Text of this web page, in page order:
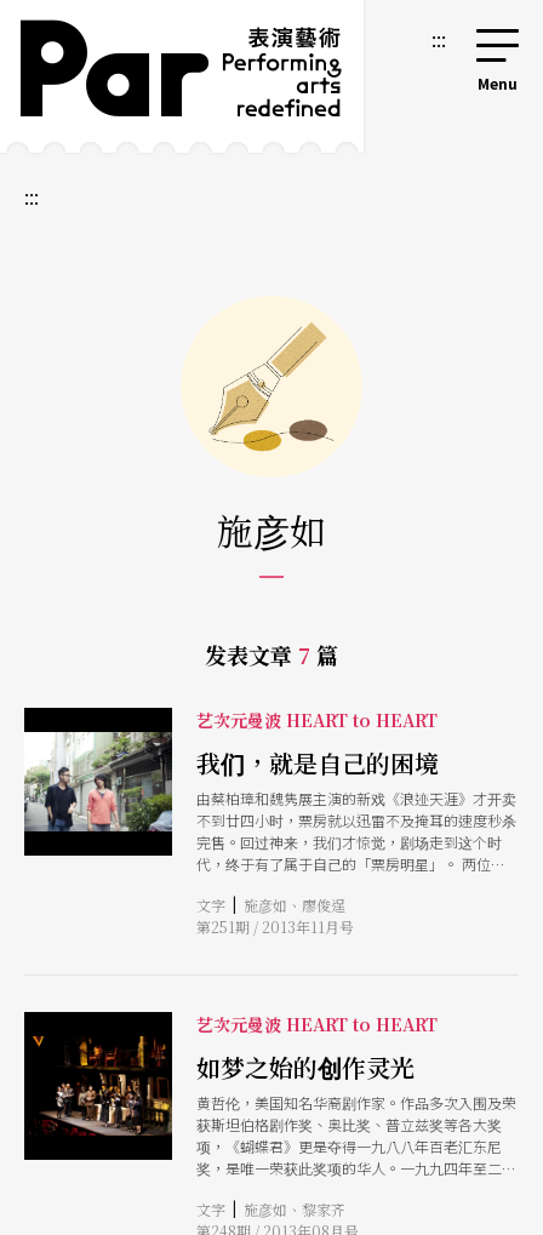
跳到主要内容区块
网站导览 :::
:::
施彦如
发表文章 7 篇
艺次元曼波 HEART to HEART
我们，就是自己的困境
由蔡柏璋和魏隽展主演的新戏《浪迹天涯》才开卖
不到廿四小时，票房就以迅雷不及掩耳的速度秒杀
完售。回过神来，我们才惊觉，剧场走到这个时
代，终于有了属于自己的「票房明星」。 两位集
绩，无疑是同年龄层的创作者难以望其项背的蔡柏
璋，拥有严谨而完整的科班训练，却完全没有学院
系统「杂食」，却深厚扎实，表演作品如《最美的
时刻》、《假戏真作》，屡获台新奖入围肯定。
然而，他们并不以此自满，反而不断透过上课、旅
行、阅读等，拓展自己的生命经验和创作历练。谈
及未来的生涯愿景，他们都认为，把自己变得更
好，整个剧场环境才会改变。 面对这个世代剧场
工作者普遍的生存难题，魏隽展说：「我们，就是
自己的困境。」或许，唯有认识这点，挫折和失
屿上，督促自己继续进步。
文字 | 施彦如、廖俊逞
第251期 / 2013年11月号
艺次元曼波 HEART to HEART
如梦之始的创作灵光
黄哲伦，美国知名华裔剧作家。作品多次入围及荣
获斯坦伯格剧作奖、奥比奖、普立兹奖等各大奖
项，《蝴蝶君》更是夺得一九八八年百老汇东尼
奖，是唯一荣获此奖项的华人。一九九四年至二
术与人文委员会」委员。最新作品《中式英语》在
文字 | 施彦如、黎家齐
第248期 / 2013年08月号